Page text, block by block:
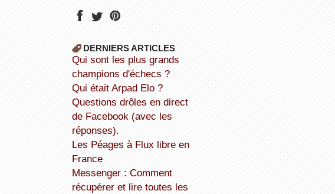
DERNIERS ARTICLES
Qui sont les plus grands
champions d'échecs ?
Qui était Arpad Elo ?
Questions drôles en direct
de Facebook (avec les
réponses).
Les Péages à Flux libre en
France
Messenger : Comment
récupérer et lire toutes les